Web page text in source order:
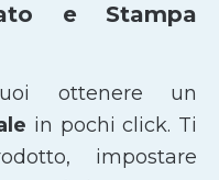
e Stampa
ottenere un
in pochi click. Ti
impostare